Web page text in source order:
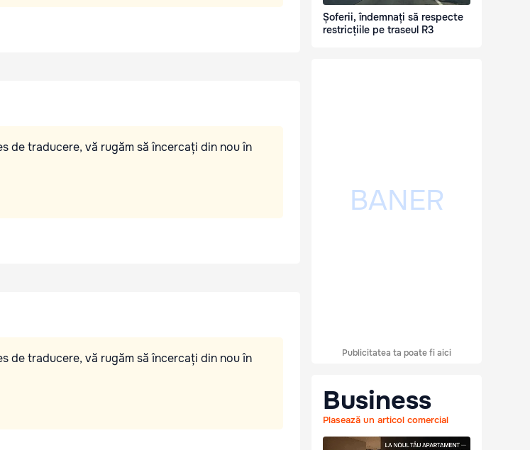
de traducere, vă rugăm să încercați din nou în
de traducere, vă rugăm să încercați din nou în
Șoferii, îndemnați să respecte
restricțiile pe traseul R3
Publicitatea ta poate fi aici
Business
Plasează un articol comercial